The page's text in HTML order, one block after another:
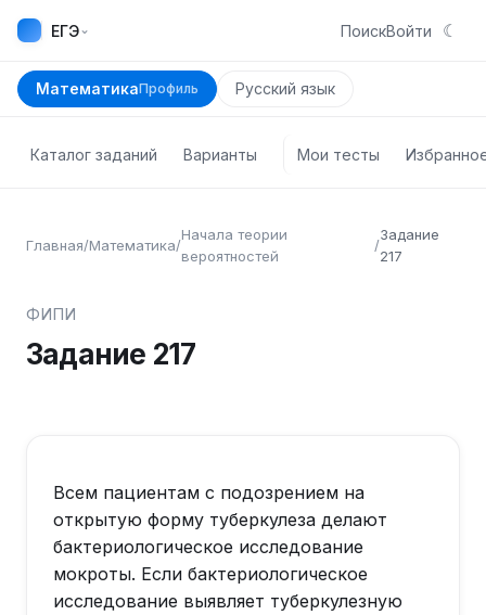
ЕГЭ⌄ ПоискВойти ☾
МатематикаПрофиль Русский язык
Каталог заданий Варианты Мои тесты
Главная/Математика/
Начала теории
вероятностей
/
Задание
217
ФИПИ
Задание 217
Всем пациентам с подозрением на
открытую форму туберкулеза делают
бактериологическое исследование
мокроты. Если бактериологическое
исследование выявляет туберкулезную